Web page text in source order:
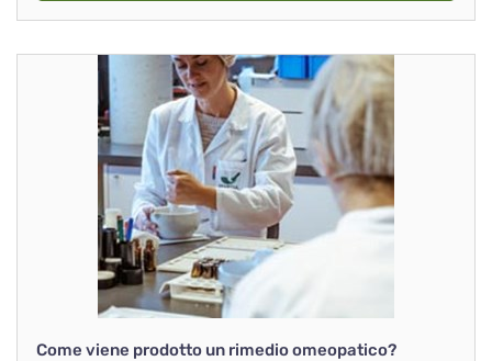
Come viene prodotto un rimedio omeopatico?